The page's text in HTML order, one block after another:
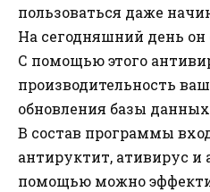
пользоваться даже
На сегодняшний день он
С помощью этого
производительность
обновления базы
В состав программы
антируктит, ативирус
помощью можно